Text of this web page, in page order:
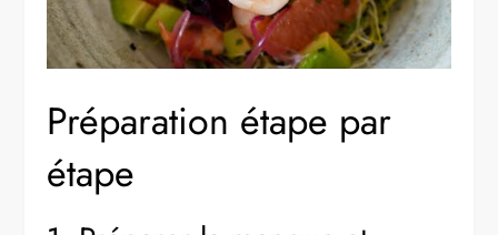
Préparation étape par
étape